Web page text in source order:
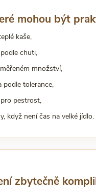
mohou být
kaše,
chuti,
množství,
podle tolerance,
pestrost,
když není čas na velké jídlo.
zbytečně